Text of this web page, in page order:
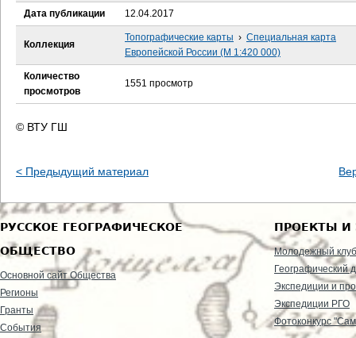
Дата публикации 12.04.2017
Коллекция
Топографические карты › Специальная карта
Европейской России (М 1:420 000)
Количество
просмотров
1551 просмотр
© ВТУ ГШ
< Предыдущий материал
РУССКОЕ ГЕОГРАФИЧЕСКОЕ
ОБЩЕСТВО
Основной сайт Общества
Регионы
Гранты
События
ПРОЕКТЫ И
Молодежный клуб
Географический
Экспедиции и
Экспедиции РГО
Фотоконкурс